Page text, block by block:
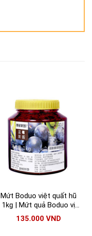
Mứt Boduo việt quất hũ
1kg | Mứt quả Boduo vị
việt quất
135.000 VND